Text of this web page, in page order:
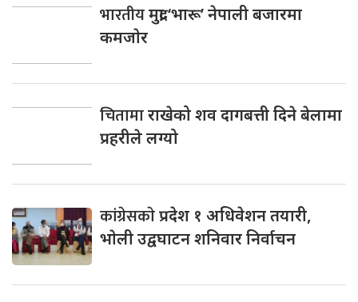
भारतीयमुद्रा ‘भारू’ नेपाली बजारमा
कमजाेर
चितामाराखेको शव दागबत्ती दिने बेलामा
प्रहरीले लग्यो
कांग्रेसकाेप्रदेश १ अधिवेशन तयारी,
भाेली उद्वघाटन शनिवार निर्वाचन